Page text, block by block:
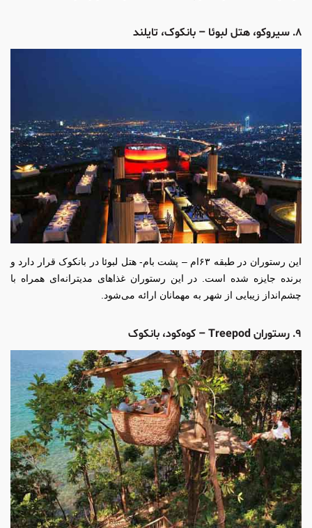
۸. سیروکو، هتل لبوئا – بانکوک، تایلند
این رستوران در طبقه ۶۳‌ام – پشت بام- هتل لبوئا در بانکوک قرار دارد و
برنده جایزه شده است. در این رستوران غذاهای مدیترانه‌ای همراه با
چشم‌انداز زیبایی از شهر به مهمانان ارائه می‌شود.
۹. رستوران Treepod – کوه‌کود، بانکوک